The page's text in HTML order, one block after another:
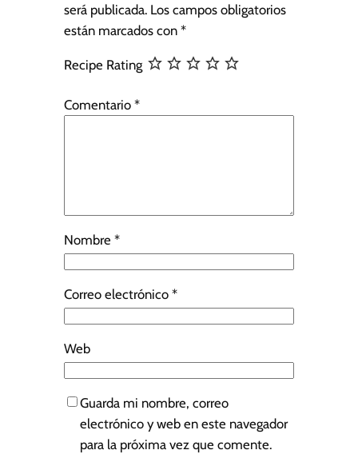
será publicada. Los campos obligatorios
están marcados con *
Recipe Rating
Comentario *
Nombre *
Correo electrónico *
Web
Guarda mi nombre, correo
electrónico y web en este navegador
para la próxima vez que comente.